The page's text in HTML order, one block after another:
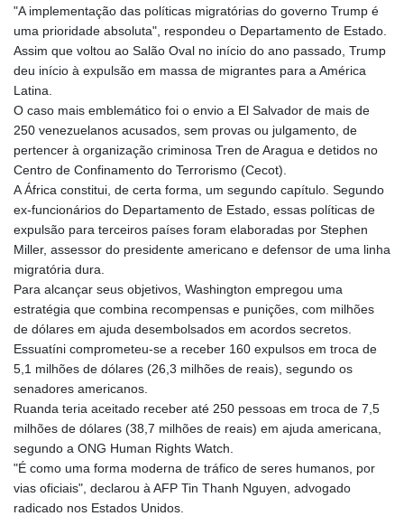
LBP
103373.346556
LKR 387.758699
LRD 208.366759
LTL 3.402172
LVL 0.696959
LYD 7.358683
MAD 10.770417
MDL 20.085595
MGA 4963.135313
MKD 61.539077
MMK 2419.122624
MOP 9.327593
MRU 46.278586
MUR 54.234774
MVR 17.813278
MWK 2001.657877
MYR 4.711847
MZN 73.643798
NAD 18.828807
NGN 1572.383836
NIO 42.477873
"A implementação das políticas migratórias do governo Trump é
uma prioridade absoluta", respondeu o Departamento de Estado.
Assim que voltou ao Salão Oval no início do ano passado, Trump
deu início à expulsão em massa de migrantes para a América
Latina.
O caso mais emblemático foi o envio a El Salvador de mais de
250 venezuelanos acusados, sem provas ou julgamento, de
pertencer à organização criminosa Tren de Aragua e detidos no
Centro de Confinamento do Terrorismo (Cecot).
A África constitui, de certa forma, um segundo capítulo. Segundo
ex-funcionários do Departamento de Estado, essas políticas de
expulsão para terceiros países foram elaboradas por Stephen
Miller, assessor do presidente americano e defensor de uma linha
migratória dura.
Para alcançar seus objetivos, Washington empregou uma
estratégia que combina recompensas e punições, com milhões
de dólares em ajuda desembolsados em acordos secretos.
Essuatíni comprometeu-se a receber 160 expulsos em troca de
5,1 milhões de dólares (26,3 milhões de reais), segundo os
senadores americanos.
Ruanda teria aceitado receber até 250 pessoas em troca de 7,5
milhões de dólares (38,7 milhões de reais) em ajuda americana,
segundo a ONG Human Rights Watch.
"É como uma forma moderna de tráfico de seres humanos, por
vias oficiais", declarou à AFP Tin Thanh Nguyen, advogado
radicado nos Estados Unidos.